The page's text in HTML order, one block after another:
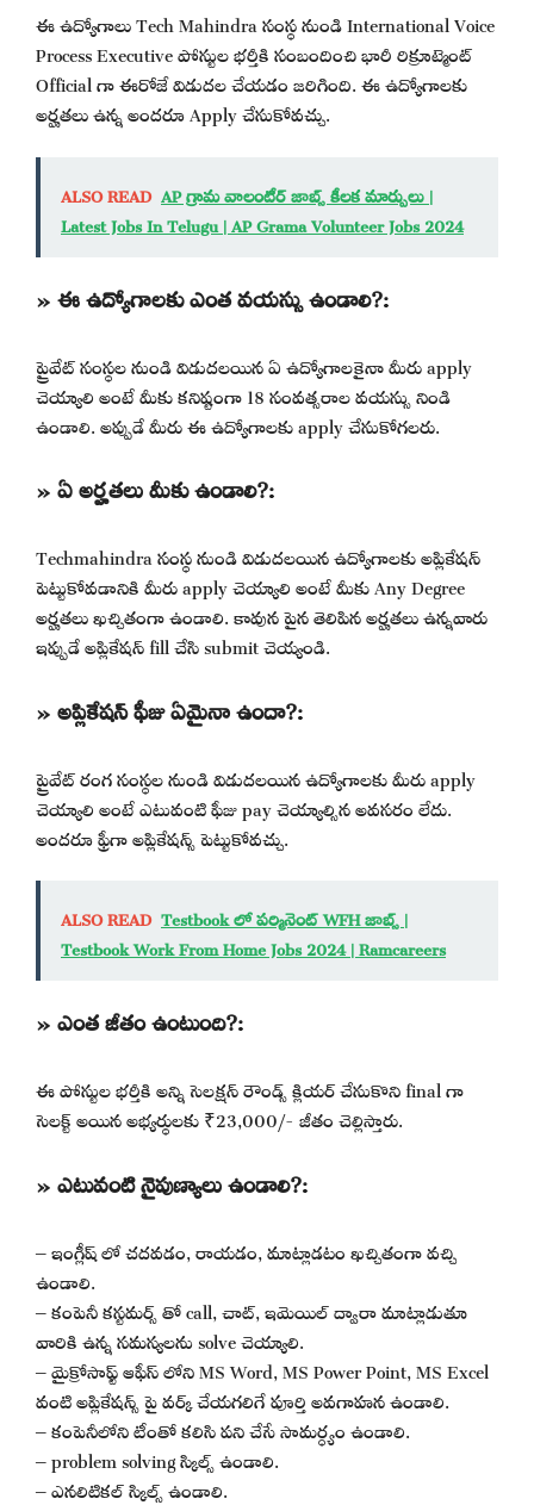
ఈ ఉద్యోగాలు Tech Mahindra సంస్థ నుండి International Voice
Process Executive పోస్టుల భర్తీకి సంబందించి భారీ రిక్రూట్మెంట్
Official గా ఈరోజే విడుదల చేయడం జరిగింది. ఈ ఉద్యోగాలకు
అర్హతలు ఉన్న అందరూ Apply చేసుకోవచ్చు.
ALSO READ AP గ్రామ వాలంటీర్ జాబ్స్ కీలక మార్పులు |
Latest Jobs In Telugu | AP Grama Volunteer Jobs 2024
» ఈ ఉద్యోగాలకు ఎంత వయస్సు ఉండాలి?:
ప్రైవేట్ సంస్థల నుండి విడుదలయిన ఏ ఉద్యోగాలకైనా మీరు apply
చెయ్యాలి అంటే మీకు కనిష్టంగా 18 సంవత్సరాల వయస్సు నిండి
ఉండాలి. అప్పుడే మీరు ఈ ఉద్యోగాలకు apply చేసుకోగలరు.
» ఏ అర్హతలు మీకు ఉండాలి?:
Techmahindra సంస్థ నుండి విడుదలయిన ఉద్యోగాలకు అప్లికేషన్
పెట్టుకోవడానికి మీరు apply చెయ్యాలి అంటే మీకు Any Degree
అర్హతలు ఖచ్చితంగా ఉండాలి. కావున పైన తెలిపిన అర్హతలు ఉన్నవారు
ఇప్పుడే అప్లికేషన్ fill చేసి submit చెయ్యండి.
» అప్లికేషన్ ఫీజు ఏమైనా ఉందా?:
ప్రైవేట్ రంగ సంస్థల నుండి విడుదలయిన ఉద్యోగాలకు మీరు apply
చెయ్యాలి అంటే ఎటువంటి ఫీజు pay చెయ్యాల్సిన అవసరం లేదు.
అందరూ ఫ్రీగా అప్లికేషన్స్ పెట్టుకోవచ్చు.
ALSO READ Testbook లో పర్మినెంట్ WFH జాబ్స్ |
Testbook Work From Home Jobs 2024 | Ramcareers
» ఎంత జీతం ఉంటుంది?:
ఈ పోస్టుల భర్తీకి అన్ని సెలక్షన్ రౌండ్స్ క్లియర్ చేసుకొని final గా
సెలక్ట్ అయిన అభ్యర్థులకు ₹23,000/- జీతం చెల్లిస్తారు.
» ఎటువంటి నైపుణ్యాలు ఉండాలి?:
– ఇంగ్లీష్ లో చదవడం, రాయడం, మాట్లాడటం ఖచ్చితంగా వచ్చి
ఉండాలి.
– కంపెనీ కస్టమర్స్ తో call, చాట్, ఇమెయిల్ ద్వారా మాట్లాడుతూ
వారికి ఉన్న సమస్యలను solve చెయ్యాలి.
– మైక్రోసాఫ్ట్ ఆఫీస్ లోని MS Word, MS Power Point, MS Excel
వంటి అప్లికేషన్స్ పై వర్క్ చేయగలిగే పూర్తి అవగాహన ఉండాలి.
– కంపెనీలోని టీంతో కలిసి పని చేసే సామర్ధ్యం ఉండాలి.
– problem solving స్కిల్స్ ఉండాలి.
– ఎనలిటికల్ స్కిల్స్ ఉండాలి.